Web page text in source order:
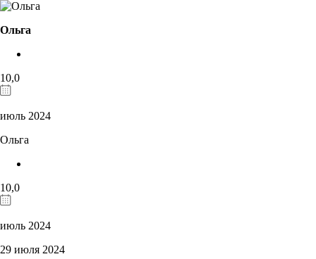
Ольга
10,0
июль 2024
Ольга
10,0
июль 2024
29 июля 2024